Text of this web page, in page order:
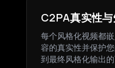
C2PA真实性
每个风格化视频都
容的真实性并保护
到最终风格化输出的